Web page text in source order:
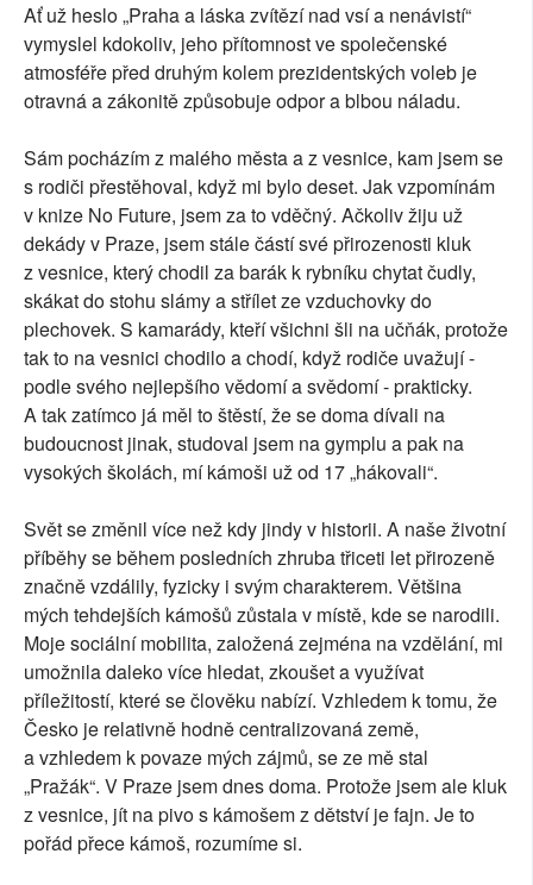
Ať už heslo „Praha a láska zvítězí nad vsí a nenávistí“
vymyslel kdokoliv, jeho přítomnost ve společenské
atmosféře před druhým kolem prezidentských voleb je
otravná a zákonitě způsobuje odpor a blbou náladu.
Sám pocházím z malého města a z vesnice, kam jsem se
s rodiči přestěhoval, když mi bylo deset. Jak vzpomínám
v knize No Future, jsem za to vděčný. Ačkoliv žiju už
dekády v Praze, jsem stále částí své přirozenosti kluk
z vesnice, který chodil za barák k rybníku chytat čudly,
skákat do stohu slámy a střílet ze vzduchovky do
plechovek. S kamarády, kteří všichni šli na učňák, protože
tak to na vesnici chodilo a chodí, když rodiče uvažují -
podle svého nejlepšího vědomí a svědomí - prakticky.
A tak zatímco já měl to štěstí, že se doma dívali na
budoucnost jinak, studoval jsem na gymplu a pak na
vysokých školách, mí kámoši už od 17 „hákovali“.
Svět se změnil více než kdy jindy v historii. A naše životní
příběhy se během posledních zhruba třiceti let přirozeně
značně vzdálily, fyzicky i svým charakterem. Většina
mých tehdejších kámošů zůstala v místě, kde se narodili.
Moje sociální mobilita, založená zejména na vzdělání, mi
umožnila daleko více hledat, zkoušet a využívat
příležitostí, které se člověku nabízí. Vzhledem k tomu, že
Česko je relativně hodně centralizovaná země,
a vzhledem k povaze mých zájmů, se ze mě stal
„Pražák“. V Praze jsem dnes doma. Protože jsem ale kluk
z vesnice, jít na pivo s kámošem z dětství je fajn. Je to
pořád přece kámoš, rozumíme si.